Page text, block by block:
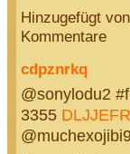
Hinzugefügt von
Kommentare
cdpznrkq
@sonylodu2
3355